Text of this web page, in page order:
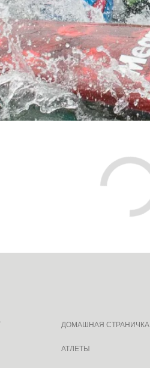
ДОМАШНАЯ СТРАНИЧКА
АТЛЕТЫ